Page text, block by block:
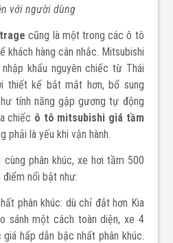
với người dùng
cũng là một trong các ô tô
khách hàng cân nhắc. Mitsubishi
khẩu nguyên chiếc từ Thái
thiết kế bắt mắt hơn, bổ sung
tính năng gập gương tự động
chiếc ô tô mitsubishi giá tầm
phải là yếu khi vận hành.
phân khúc, xe hơi tầm 500
nổi bật như:
phân khúc: dù chỉ đắt hơn Kia
sánh một cách toàn diện, xe 4
hấp dẫn bậc nhất phân khúc.